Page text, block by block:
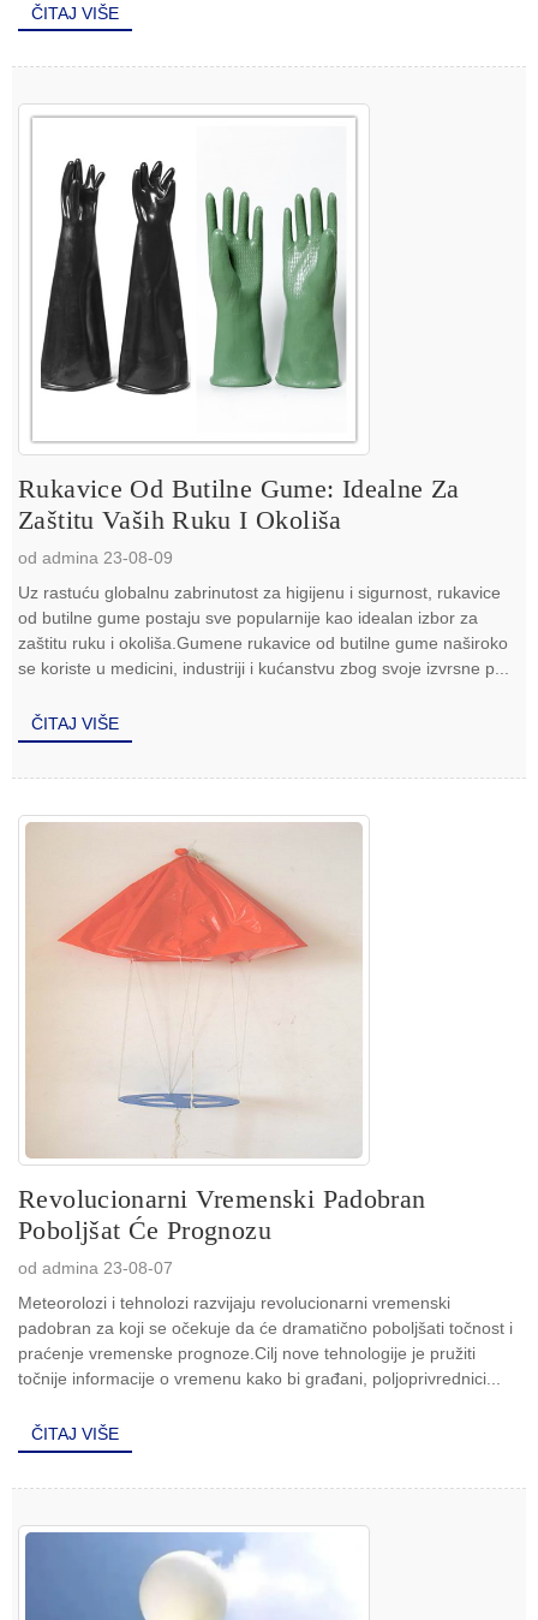
ČITAJ VIŠE
Rukavice Od Butilne Gume: Idealne Za
Zaštitu Vaših Ruku I Okoliša
od admina 23-08-09
Uz rastuću globalnu zabrinutost za higijenu i sigurnost, rukavice
od butilne gume postaju sve popularnije kao idealan izbor za
zaštitu ruku i okoliša.Gumene rukavice od butilne gume naširoko
se koriste u medicini, industriji i kućanstvu zbog svoje izvrsne p...
ČITAJ VIŠE
Revolucionarni Vremenski Padobran
Poboljšat Će Prognozu
od admina 23-08-07
Meteorolozi i tehnolozi razvijaju revolucionarni vremenski
padobran za koji se očekuje da će dramatično poboljšati točnost i
praćenje vremenske prognoze.Cilj nove tehnologije je pružiti
točnije informacije o vremenu kako bi građani, poljoprivrednici...
ČITAJ VIŠE